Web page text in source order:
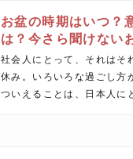
いう言葉が用いられている
お盆の時期はいつ？
は？今さら聞けない
社会人にとって、それはそ
休み。いろいろな過ごし方
ついえることは、日本人に